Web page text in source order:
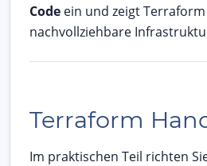
Code ein und zeigt
nachvollziehbare
Terraform
Im praktischen Teil richten